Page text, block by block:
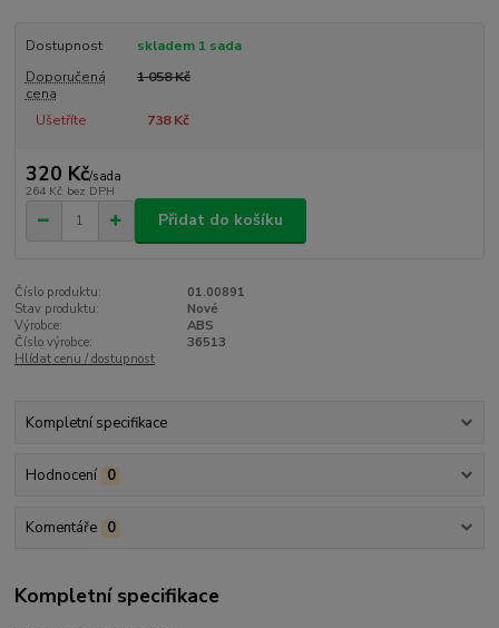
Dostupnost
skladem 1 sada
Doporučená
cena
1 058 Kč
Ušetříte 738 Kč
320 Kč/sada
264 Kč bez DPH
Přidat do košíku
Číslo produktu:
01.00891
Stav produktu:
Nové
Výrobce:
ABS
Číslo výrobce:
36513
Hlídat cenu / dostupnost
Kompletní specifikace
Hodnocení 0
Komentáře 0
Kompletní specifikace